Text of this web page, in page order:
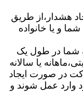
هشدار،از طریق
و یا خانواده
شما در طول یک
یا سالانه
در صورت ایجاد
وارد عمل شوند و